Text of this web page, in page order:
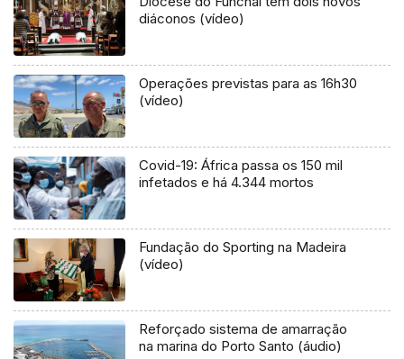
diáconos (vídeo)
Operações previstas para as 16h30
(vídeo)
Covid-19: África passa os 150 mil
infetados e há 4.344 mortos
Fundação do Sporting na Madeira
(vídeo)
Reforçado sistema de amarração
na marina do Porto Santo (áudio)